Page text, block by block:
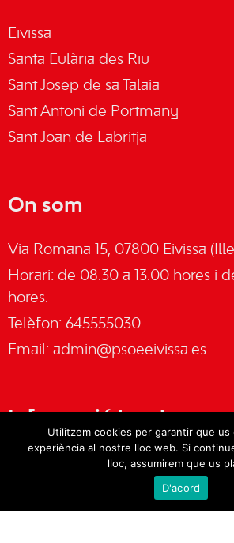
Eivissa
Santa Eulària des Riu
Sant Josep de sa Talaia
Sant Antoni de Portmany
Sant Joan de Labritja
On som
Via Romana 15, 07800 Eivissa
Horari: de 08.30 a 13.00 hores i
hores.
Telèfon: 645555030
Email: admin@psoeeivissa.es
Informació legal
Política de privacitat
Utilitzem cookies per garantir que us
experiència al nostre lloc web. Si
lloc, assumirem que us
D'acord